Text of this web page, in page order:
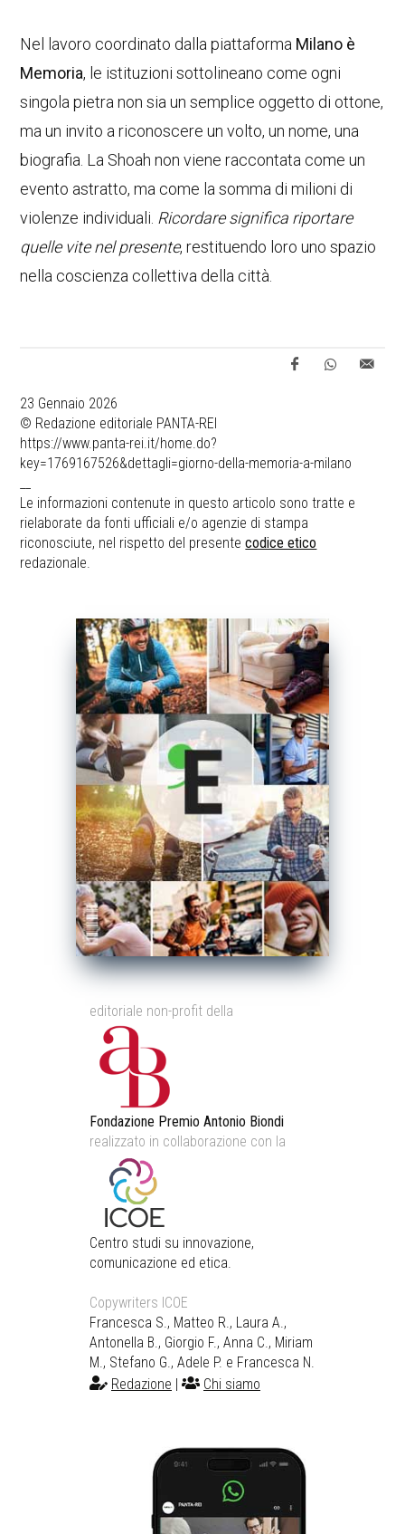
Nel lavoro coordinato dalla piattaforma Milano è
Memoria, le istituzioni sottolineano come ogni
singola pietra non sia un semplice oggetto di ottone,
ma un invito a riconoscere un volto, un nome, una
biografia. La Shoah non viene raccontata come un
evento astratto, ma come la somma di milioni di
violenze individuali. Ricordare significa riportare
quelle vite nel presente, restituendo loro uno spazio
nella coscienza collettiva della città.
23 Gennaio 2026
© Redazione editoriale PANTA-REI
https://www.panta-rei.it/home.do?
key=1769167526&dettagli=giorno-della-memoria-a-milano
Le informazioni contenute in questo articolo sono tratte e
rielaborate da fonti ufficiali e/o agenzie di stampa
riconosciute, nel rispetto del presentecodice etico
redazionale.
editoriale non-profit della
Fondazione Premio Antonio Biondi
realizzato in collaborazione con la
Centro studi su innovazione,
comunicazione ed etica.
Copywriters ICOE
Francesca S., Matteo R., Laura A.,
Antonella B., Giorgio F., Anna C., Miriam
M., Stefano G., Adele P. e Francesca N.
Redazione
Chi siamo